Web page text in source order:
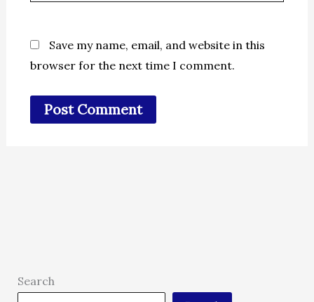
Save my name, email, and website in this
browser for the next time I comment.
Search